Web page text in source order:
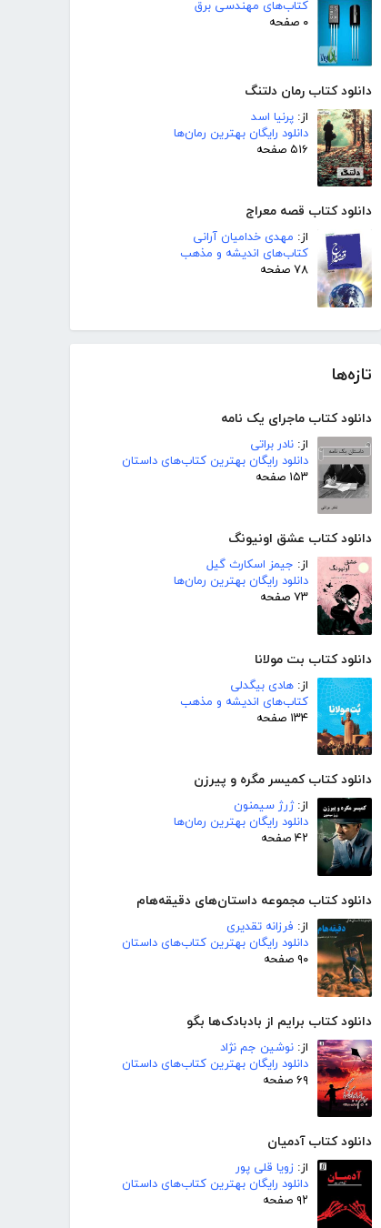
کتاب‌های مهندسی برق
۰ صفحه
دانلود کتاب رمان دلتنگ
از: پرنیا اسد
دانلود رایگان بهترین رمان‌ها
۵۱۶ صفحه
دانلود کتاب قصه معراج
از: مهدی خدامیان آرانی
کتاب‌های اندیشه و مذهب
۷۸ صفحه
تازه‌ها
دانلود کتاب ماجرای یک نامه
از: نادر براتی
دانلود رایگان بهترین کتاب‌های داستان
۱۵۳ صفحه
دانلود کتاب عشق اونیونگ
از: جیمز اسکارث گیل
دانلود رایگان بهترین رمان‌ها
۷۳ صفحه
دانلود کتاب بت مولانا
از: هادی بیگدلی
کتاب‌های اندیشه و مذهب
۱۳۴ صفحه
دانلود کتاب کمیسر مگره و پیرزن
از:ژرژ سیمنون
دانلود رایگان بهترین رمان‌ها
۴۲ صفحه
دانلود کتاب مجموعه داستان‌های دقیقه‌هام
از: فرزانه تقدیری
دانلود رایگان بهترین کتاب‌های داستان
۹۰ صفحه
دانلود کتاب برایم از بادبادک‌ها بگو
از: نوشین جم نژاد
دانلود رایگان بهترین کتاب‌های داستان
۶۹ صفحه
دانلود کتاب آدمیان
از: زویا قلی پور
دانلود رایگان بهترین کتاب‌های داستان
۹۲ صفحه